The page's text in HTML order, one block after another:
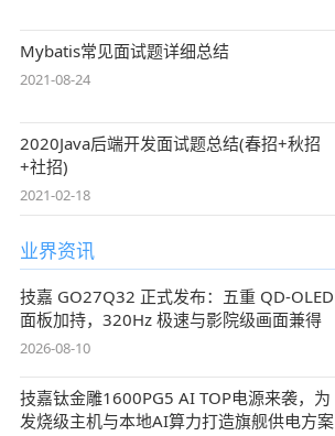
Mybatis常见面试题详细总结
2021-08-24
2020Java后端开发面试题总结(春招+秋招
+社招)
2021-02-18
业界资讯
技嘉 GO27Q32 正式发布：五重 QD-OLED
面板加持，320Hz 极速与影院级画面兼得
2026-08-10
技嘉钛金雕1600PG5 AI TOP电源来袭，为
发烧级主机与本地AI算力打造旗舰供电方案